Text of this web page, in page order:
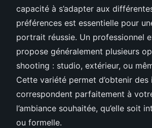
capacité à s’adapter aux
préférences est essentielle pour
portrait réussie. Un professionnel
propose généralement plusieurs
shooting : studio, extérieur, ou
Cette variété permet d’obtenir des
correspondent parfaitement à
l’ambiance souhaitée, qu’elle soit
ou formelle.